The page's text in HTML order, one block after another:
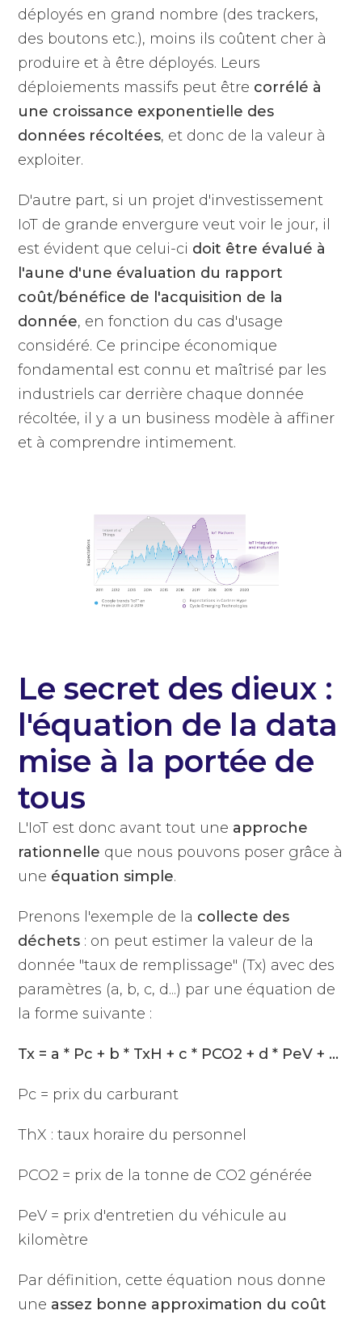
déployés en grand nombre (des trackers,
des boutons etc.), moins ils coûtent cher à
produire et à être déployés. Leurs
déploiements massifs peut être corrélé à
une croissance exponentielle des
données récoltées, et donc de la valeur à
exploiter.
D'autre part, si un projet d'investissement
IoT de grande envergure veut voir le jour, il
est évident que celui-ci doit être évalué à
l'aune d'une évaluation du rapport
coût/bénéfice de l'acquisition de la
donnée, en fonction du cas d'usage
considéré. Ce principe économique
fondamental est connu et maîtrisé par les
industriels car derrière chaque donnée
récoltée, il y a un business modèle à affiner
et à comprendre intimement.
Le secret des dieux :
l'équation de la data
mise à la portée de
tous
L'IoT est donc avant tout une approche
rationnelle que nous pouvons poser grâce à
une équation simple.
Prenons l'exemple de la collecte des
déchets : on peut estimer la valeur de la
donnée "taux de remplissage" (Tx) avec des
paramètres (a, b, c, d...) par une équation de
la forme suivante :
Tx = a * Pc + b * TxH + c * PCO2 + d * PeV + ...
Pc = prix du carburant
ThX : taux horaire du personnel
PCO2 = prix de la tonne de CO2 générée
PeV = prix d'entretien du véhicule au
kilomètre
Par définition, cette équation nous donne
une assez bonne approximation du coût